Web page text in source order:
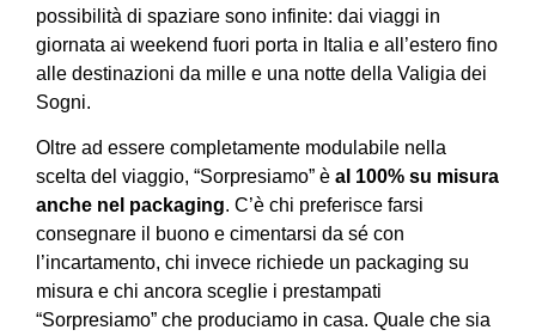
possibilità di spaziare sono infinite: dai viaggi in
giornata ai weekend fuori porta in Italia e all’estero fino
alle destinazioni da mille e una notte della Valigia dei
Sogni.
Oltre ad essere completamente modulabile nella
scelta del viaggio, “Sorpresiamo” è al 100% su misura
anche nel packaging. C’è chi preferisce farsi
consegnare il buono e cimentarsi da sé con
l’incartamento, chi invece richiede un packaging su
misura e chi ancora sceglie i prestampati
“Sorpresiamo” che produciamo in casa. Quale che sia